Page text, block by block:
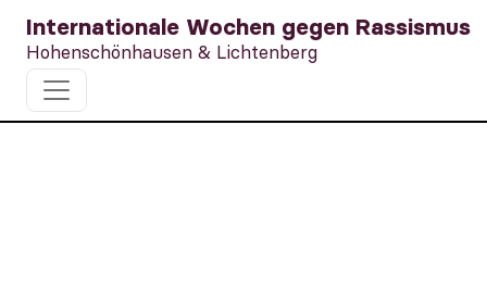
Internationale Wochen gegen Rassismus
Hohenschönhausen & Lichtenberg